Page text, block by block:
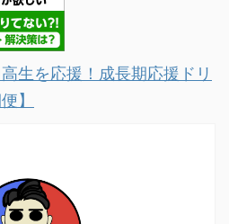
生を応援！成長期応援ドリ
】